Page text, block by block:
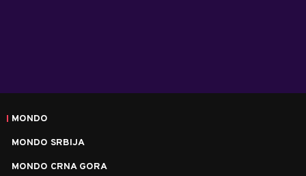
MONDO
MONDO SRBIJA
MONDO CRNA GORA